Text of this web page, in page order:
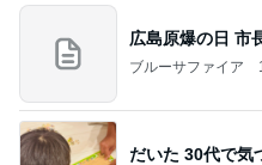
広島原爆の日 市
ブルーサファイア
だいた 30代で気